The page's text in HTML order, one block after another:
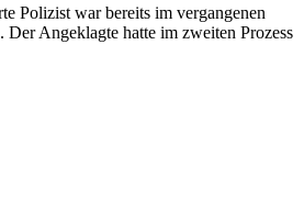
Polizist war bereits im vergangenen
Angeklagte hatte im zweiten Prozess